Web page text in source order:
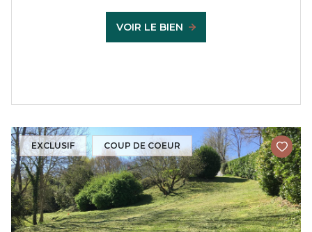
VOIR LE BIEN
EXCLUSIF COUP DE COEUR